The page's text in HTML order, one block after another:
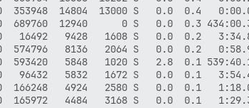
20   0  353948
20   0  689760
20   0   16492
20   0  574796
20   0  593420
20   0   96432
data  20   0
data  20   0